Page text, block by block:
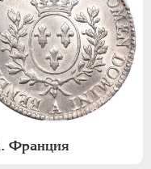
Франция